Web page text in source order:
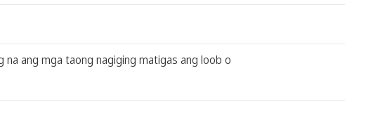
na ang mga taong nagiging matigas ang loob o